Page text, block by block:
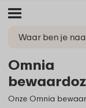
Omnia